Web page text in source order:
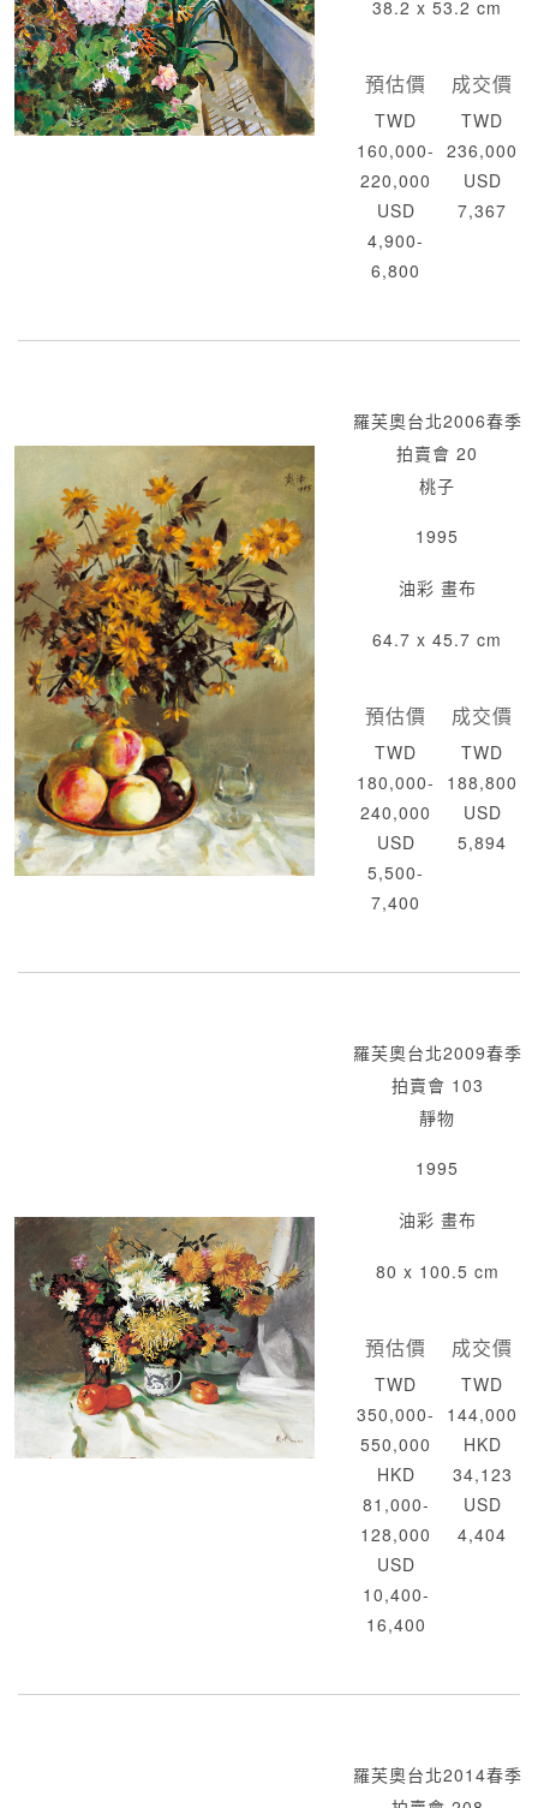
38.2 x 53.2 cm
預估價
TWD
160,000-
220,000
USD
4,900-
6,800
成交價
TWD
236,000
USD
7,367
羅芙奧台北2006春季
拍賣會 20
桃子
1995
油彩 畫布
64.7 x 45.7 cm
預估價
TWD
180,000-
240,000
USD
5,500-
7,400
成交價
TWD
188,800
USD
5,894
羅芙奧台北2009春季
拍賣會 103
靜物
1995
油彩 畫布
80 x 100.5 cm
預估價
TWD
350,000-
550,000
HKD
81,000-
128,000
USD
10,400-
16,400
成交價
TWD
144,000
HKD
34,123
USD
4,404
羅芙奧台北2014春季